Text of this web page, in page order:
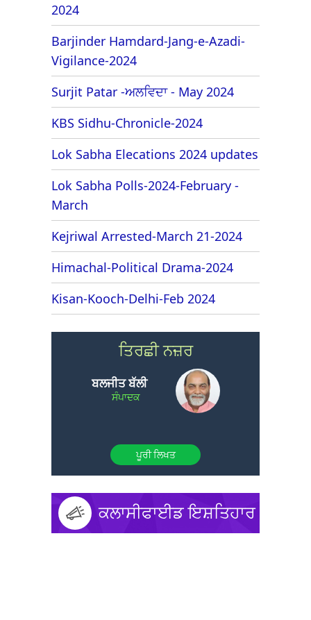
2024
Barjinder Hamdard-Jang-e-Azadi-
Vigilance-2024
Surjit Patar -ਅਲਵਿਦਾ - May 2024
KBS Sidhu-Chronicle-2024
Lok Sabha Elecations 2024 updates
Lok Sabha Polls-2024-February -
March
Kejriwal Arrested-March 21-2024
Himachal-Political Drama-2024
Kisan-Kooch-Delhi-Feb 2024
ਤਿਰਛੀ ਨਜ਼ਰ
ਬਲਜੀਤ ਬੱਲੀ
ਸੰਪਾਦਕ
ਪੂਰੀ ਲਿਖਤ
ਕਲਾਸੀਫਾਈਡ ਇਸ਼ਤਿਹਾਰ